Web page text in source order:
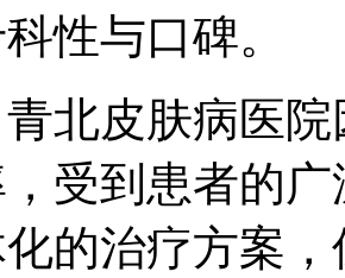
性与口碑。
北皮肤病医
受到患者的
的治疗方案